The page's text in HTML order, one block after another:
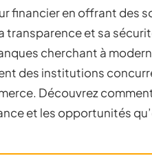
financier en offrant des
transparence et sa
cherchant à
des institutions
Découvrez
et les opportunités